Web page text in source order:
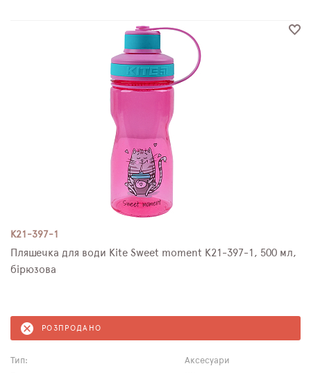
K21-397-1
Пляшечка для води Kite Sweet moment K21-397-1, 500 мл,
бірюзова
РОЗПРОДАНО
Тип:
Аксесуари